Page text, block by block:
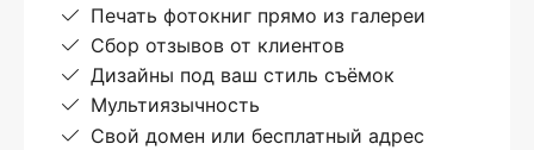
Печать фотокниг прямо из галереи
Сбор отзывов от клиентов
Дизайны под ваш стиль съёмок
Мультиязычность
Свой домен или бесплатный адрес